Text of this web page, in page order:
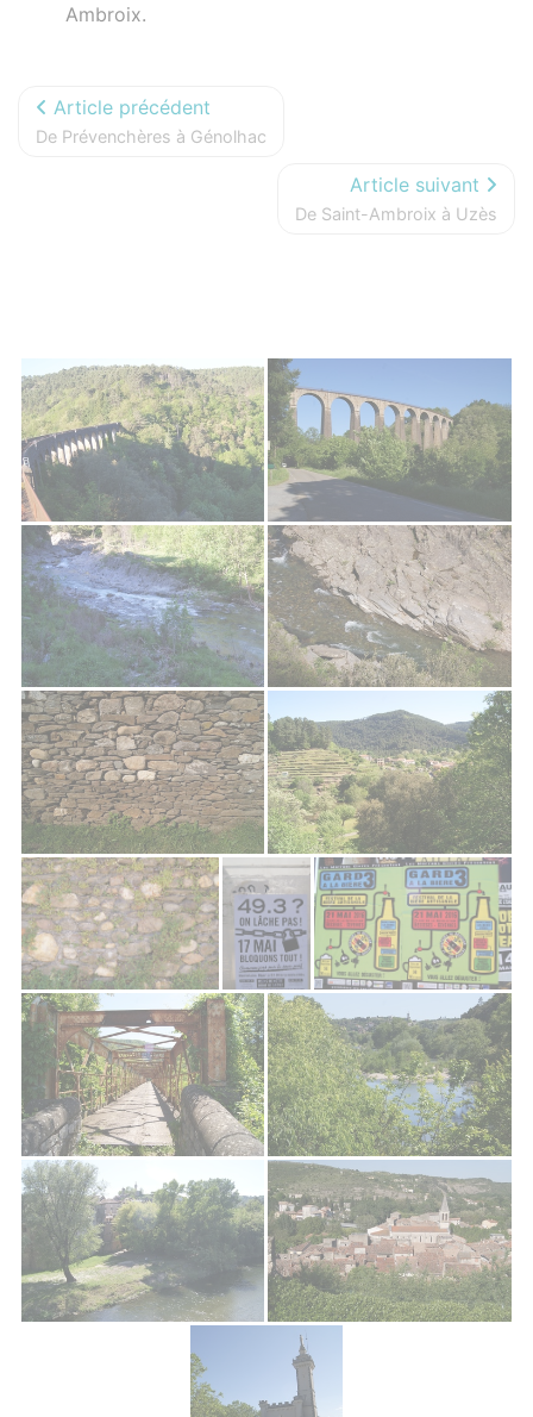
Ambroix.
Article précédent
De Prévenchères à Génolhac
Article suivant
De Saint-Ambroix à Uzès
Photos